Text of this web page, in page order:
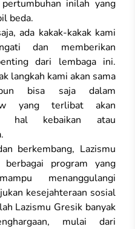
inilah yang
beda.
ada kakak-kakak kami
dan memberikan
dari lembaga ini.
langkah kami akan sama
bisa saja dalam
yang terlibat akan
hal kebaikan atau
berkembang, Lazismu
program yang
menanggulangi
kesejahteraan sosial
Lazismu Gresik banyak
mulai dari